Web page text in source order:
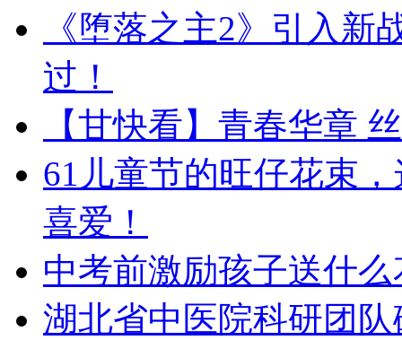
《堕落之主2》引入新
过！
【甘快看】青春华章
61儿童节的旺仔花束
喜爱！
中考前激励孩子送什么
湖北省中医院科研团